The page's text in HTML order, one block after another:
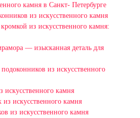
камня в Санкт- Петербурге
из искусственного камня
из искусственного камня:
— изысканная деталь для
из искусственного
искусственного камня
искусственного камня
из искусственного камня